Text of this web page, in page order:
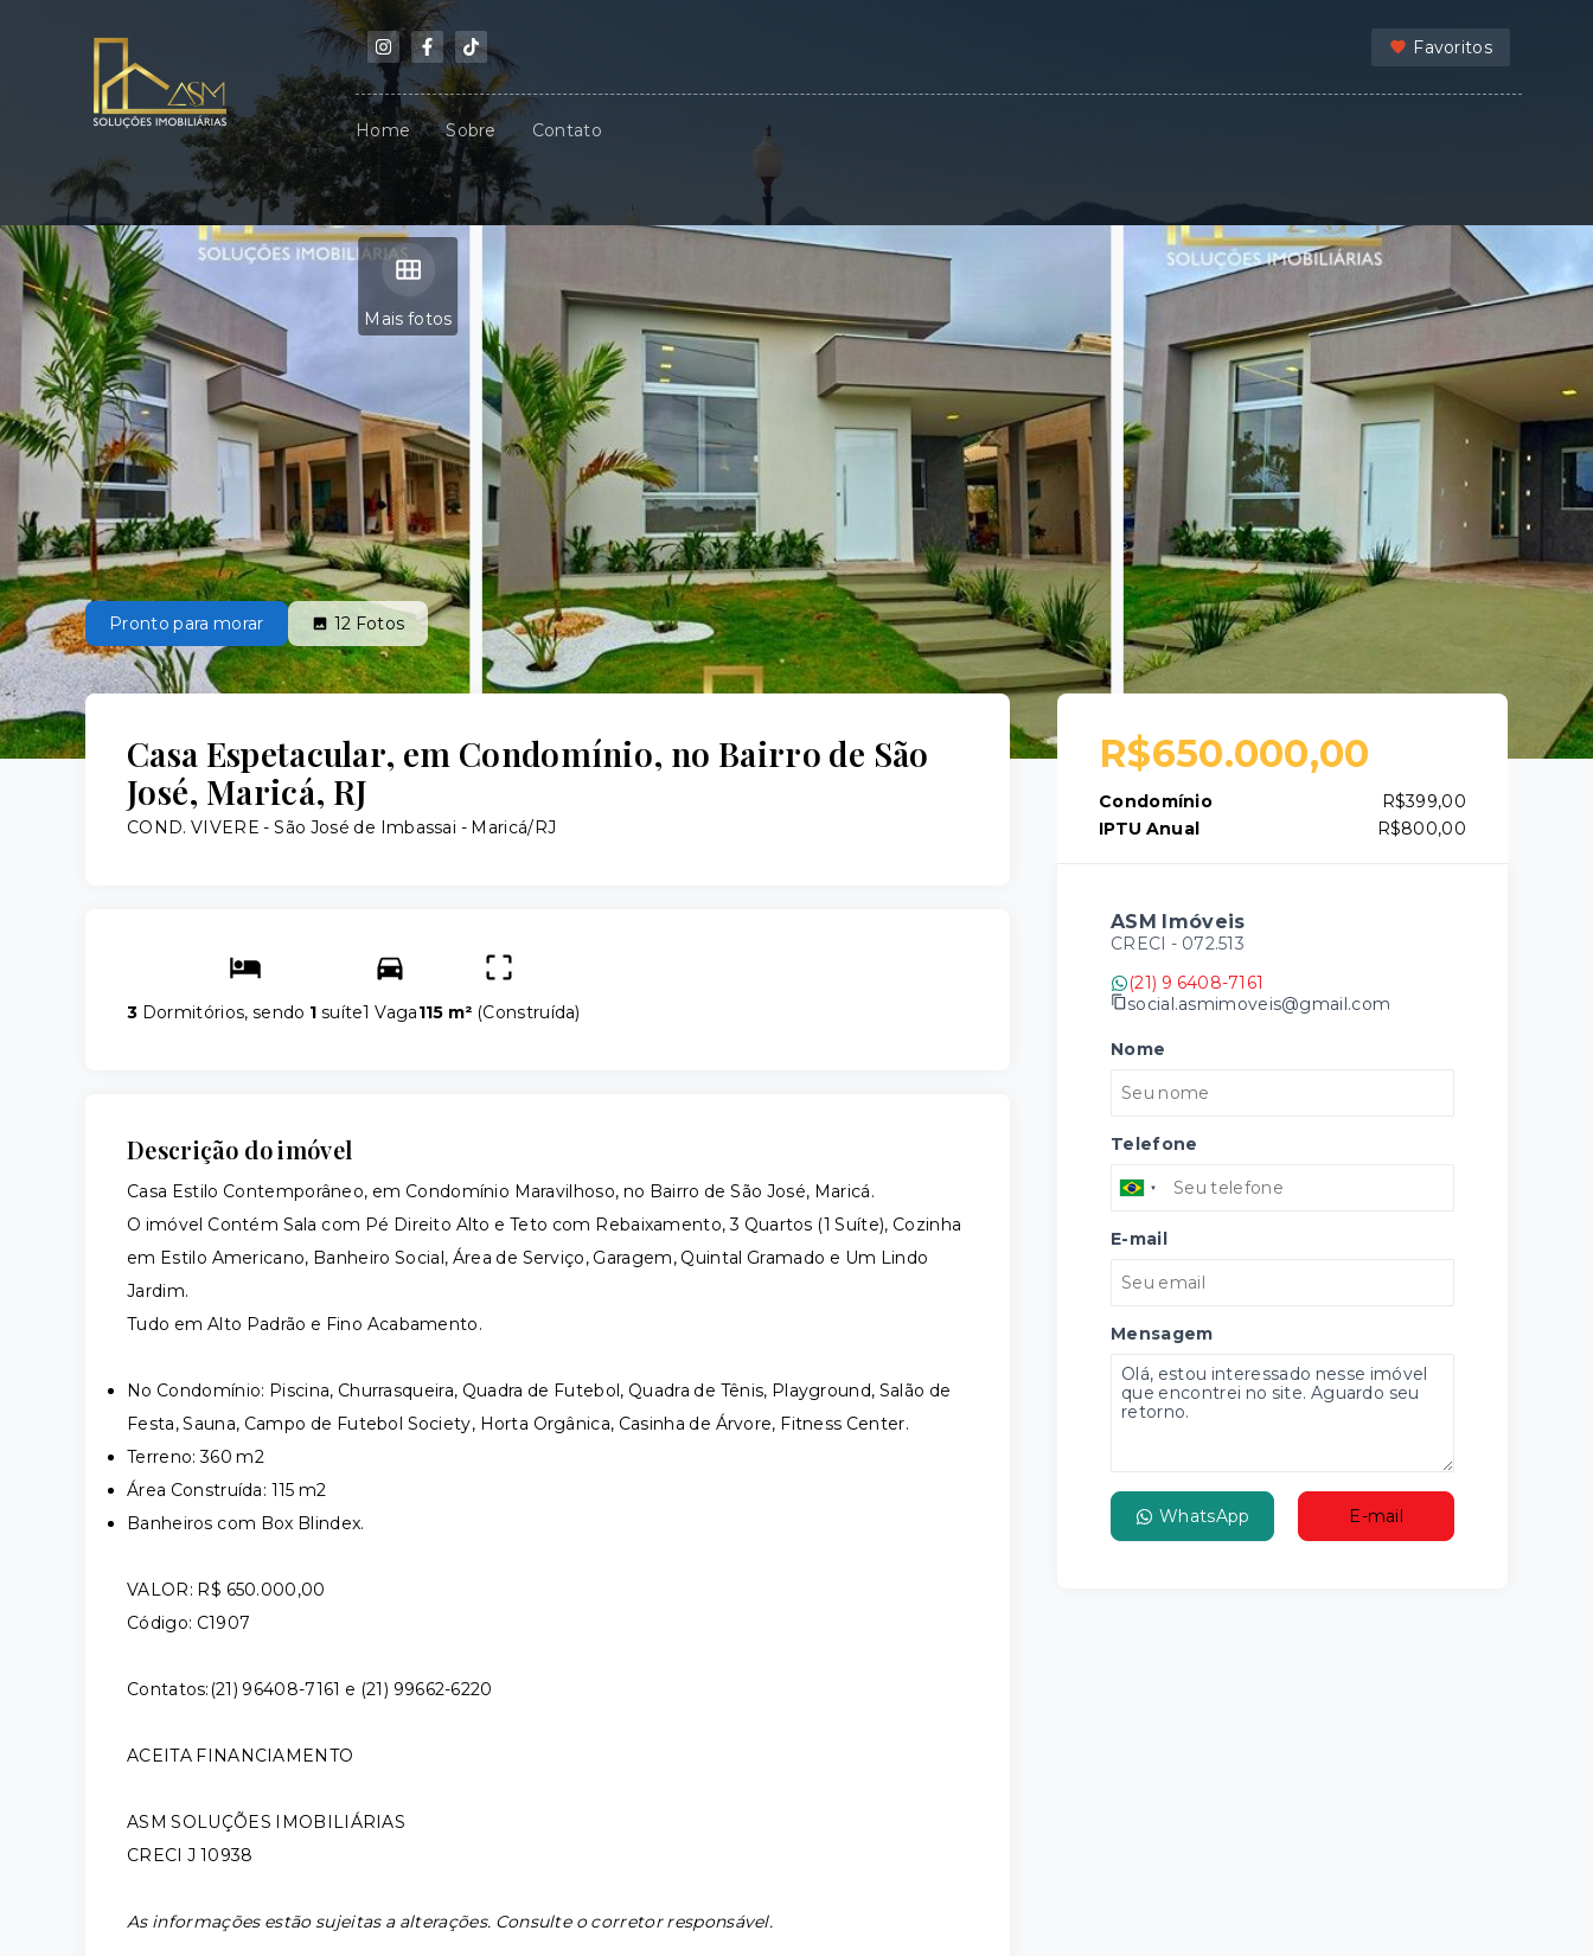
Favoritos
Home Sobre Contato
Mais fotos
Pronto para morar 12 Fotos
Casa Espetacular, em Condomínio, no Bairro de São
José, Maricá, RJ
COND. VIVERE -São José de Imbassai - Maricá/RJ
3 Dormitórios, sendo 1 suíte1 Vaga115 m² (Construída)
Descrição do imóvel
Casa Estilo Contemporâneo, em Condomínio Maravilhoso, no Bairro de São José, Maricá.
O imóvel Contém Sala com Pé Direito Alto e Teto com Rebaixamento, 3 Quartos (1 Suíte), Cozinha
em Estilo Americano, Banheiro Social, Área de Serviço, Garagem, Quintal Gramado e Um Lindo
Jardim.
Tudo em Alto Padrão e Fino Acabamento.
No Condomínio: Piscina, Churrasqueira, Quadra de Futebol, Quadra de Tênis, Playground, Salão de
Festa, Sauna, Campo de Futebol Society, Horta Orgânica, Casinha de Árvore, Fitness Center.
Terreno: 360 m2
Área Construída: 115 m2
Banheiros com Box Blindex.
VALOR: R$ 650.000,00
Código: C1907
Contatos:(21) 96408-7161 e (21) 99662-6220
ACEITA FINANCIAMENTO
ASM SOLUÇÕES IMOBILIÁRIAS
CRECI J 10938
As informações estão sujeitas a alterações. Consulte o corretor responsável.
R$650.000,00
Condomínio
R$399,00
IPTU Anual
R$800,00
ASM Imóveis
CRECI - 072.513
(21) 9 6408-7161
social.asmimoveis@gmail.com
Nome
Telefone
E-mail
Mensagem
WhatsApp E-mail